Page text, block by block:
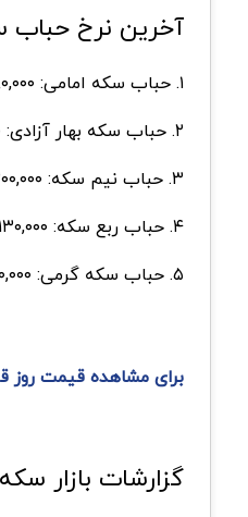
آخرین نرخ حباب
۱. حباب سکه امامی: ۴۵,۴۸۰,۰۰۰ ریال
۲. حباب سکه بهار آزادی: ۲۰,۴۰۰,۰۰۰ ریال
۳. حباب نیم سکه: ۴۵,۳۰۰,۰۰۰ ریال
۴. حباب ربع سکه: ۳۹,۱۳۰,۰۰۰ ریال
۵. حباب سکه گرمی: ۲۳,۴۵۰,۰۰۰ ریال
برای مشاهده قیمت روز
گزارشات بازار